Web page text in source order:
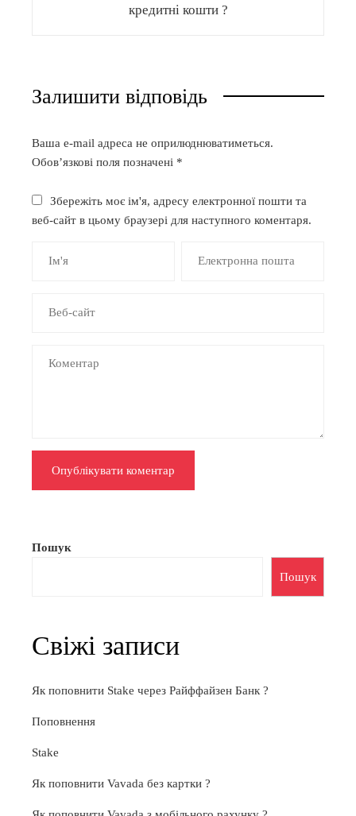
кредитні кошти ?
Залишити відповідь
Ваша e-mail адреса не оприлюднюватиметься.
Обов’язкові поля позначені *
Збережіть моє ім'я, адресу електронної пошти та
веб-сайт в цьому браузері для наступного коментаря.
Пошук
Пошук
Свіжі записи
Як поповнити Stake через Райффайзен Банк ?
Поповнення
Stake
Як поповнити Vavada без картки ?